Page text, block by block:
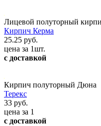
Лицевой полуторный
Кирпич Керма
25.25 руб.
цена за 1шт.
с доставкой
Кирпич полуторный Дюна
Терекс
33 руб.
цена за 1
с доставкой